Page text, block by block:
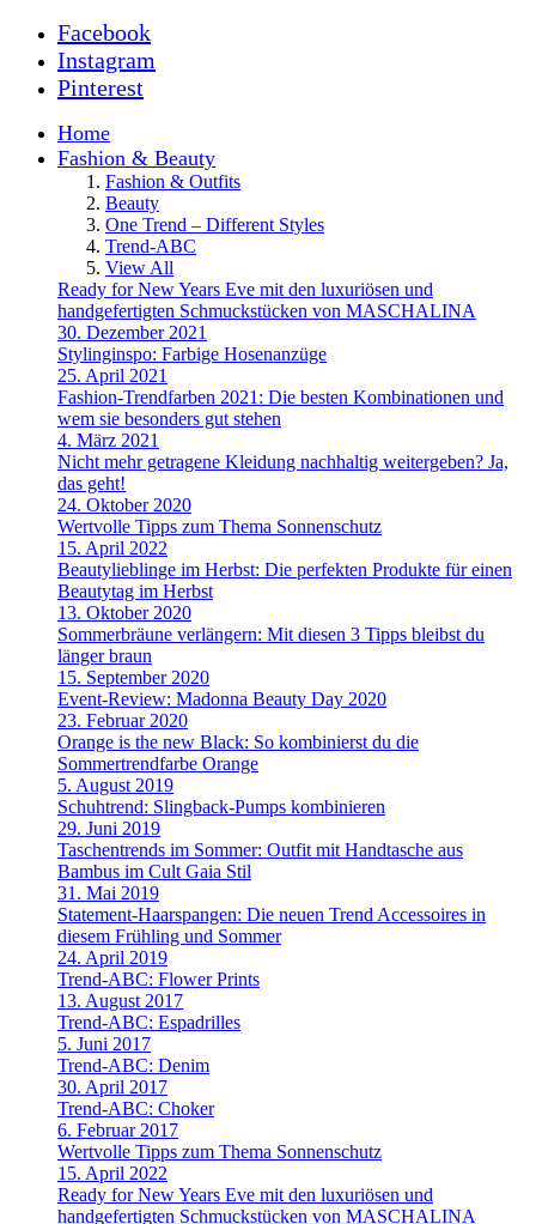
Facebook
Instagram
Pinterest
Home
Fashion & Beauty
Fashion & Outfits
Beauty
One Trend – Different Styles
Trend-ABC
View All
Ready for New Years Eve mit den luxuriösen und
handgefertigten Schmuckstücken von MASCHALINA
30. Dezember 2021
Stylinginspo: Farbige Hosenanzüge
25. April 2021
Fashion-Trendfarben 2021: Die besten Kombinationen und
wem sie besonders gut stehen
4. März 2021
Nicht mehr getragene Kleidung nachhaltig weitergeben? Ja,
das geht!
24. Oktober 2020
Wertvolle Tipps zum Thema Sonnenschutz
15. April 2022
Beautylieblinge im Herbst: Die perfekten Produkte für einen
Beautytag im Herbst
13. Oktober 2020
Sommerbräune verlängern: Mit diesen 3 Tipps bleibst du
länger braun
15. September 2020
Event-Review: Madonna Beauty Day 2020
23. Februar 2020
Orange is the new Black: So kombinierst du die
Sommertrendfarbe Orange
5. August 2019
Schuhtrend: Slingback-Pumps kombinieren
29. Juni 2019
Taschentrends im Sommer: Outfit mit Handtasche aus
Bambus im Cult Gaia Stil
31. Mai 2019
Statement-Haarspangen: Die neuen Trend Accessoires in
diesem Frühling und Sommer
24. April 2019
Trend-ABC: Flower Prints
13. August 2017
Trend-ABC: Espadrilles
5. Juni 2017
Trend-ABC: Denim
30. April 2017
Trend-ABC: Choker
6. Februar 2017
Wertvolle Tipps zum Thema Sonnenschutz
15. April 2022
Ready for New Years Eve mit den luxuriösen und
handgefertigten Schmuckstücken von MASCHALINA